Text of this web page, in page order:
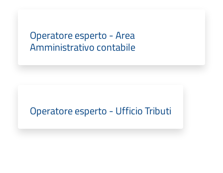
Operatore esperto - Area
Amministrativo contabile
Operatore esperto - Ufficio Tributi